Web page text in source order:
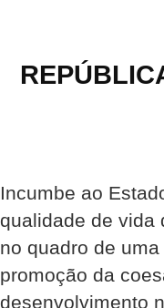
Incumbe ao
qualidade de vida
no quadro de
promoção da
desenvolvimento